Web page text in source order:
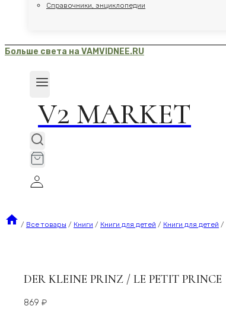
Справочники, энциклопедии
Больше света на VAMVIDNEE.RU
V2 MARKET
/ Все товары / Книги / Книги для детей / Книги для детей /
DER KLEINE PRINZ / LE PETIT PRINCE
869 ₽